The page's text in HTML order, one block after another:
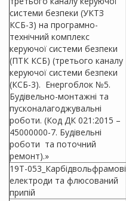
системи безпеки (УКТЗ
КСБ-3) на програмно-
технічний комплекс
керуючої системи безпеки
(ПТК КСБ) (третього каналу
керуючої системи безпеки
(КСБ-3). Енергоблок №5.
Будівельно-монтажні та
пусконалагоджувальні
роботи. (Код ДК 021:2015 –
45000000-7. Будівельні
роботи та поточний
ремонт).»
19Т-053_Карбідвольфрамові
електроди та флюсований
припій